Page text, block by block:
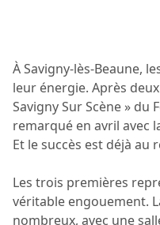
À Savigny-lès-Beaune,
leur énergie. Après
Savigny Sur Scène »
remarqué en avril avec
Et le succès est déjà au
Les trois premières
véritable engouement.
nombreux, avec une